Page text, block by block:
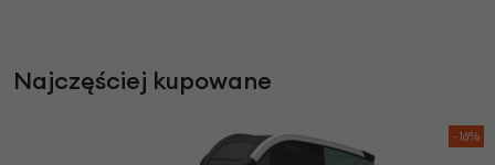
Najczęściej kupowane
-16%